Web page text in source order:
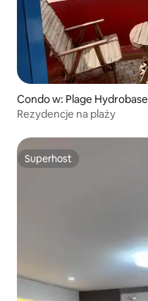
Condo w: Plage Hydrobase
Rezydencje na plaży
Superhost
Superhost